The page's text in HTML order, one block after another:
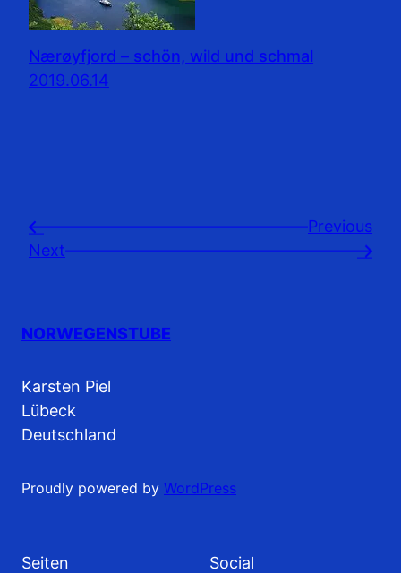
Nærøyfjord – schön, wild und schmal
2019.06.14
←
Previousㅤ
Next
→
NORWEGENSTUBE
Karsten Piel
Lübeck
Deutschland
Proudly powered by WordPress
Seiten Social